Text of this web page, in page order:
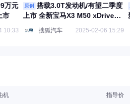
万元
市
10:33
原创
搭载3.0T发动机/有望二季度
上市 全新宝马X3 M50 xDrive配
搜狐汽车 2025-02-06 15:29
机 指导价